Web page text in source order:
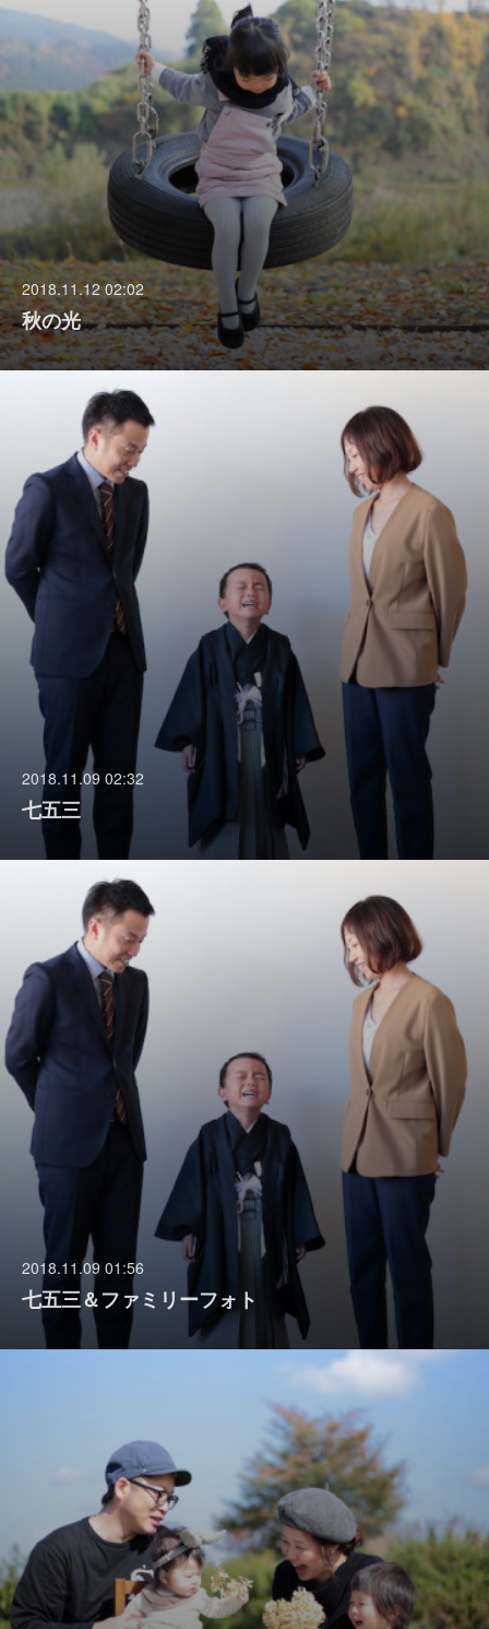
2018.11.12 02:02
秋の光
2018.11.09 02:32
七五三
2018.11.09 01:56
七五三＆ファミリーフォト